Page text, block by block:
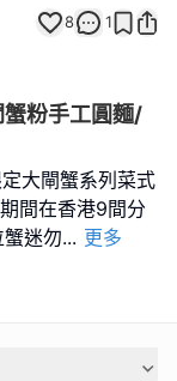
8 1
粉手工圓麵/
大閘蟹系列菜式
間在香港9間分
迷勿... 更多